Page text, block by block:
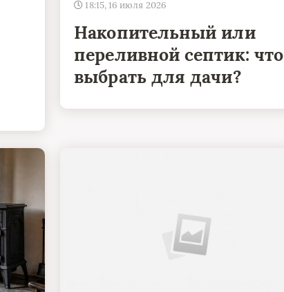
18:15, 16 июля 2026
Накопительный или
переливной септик: что
выбрать для дачи?